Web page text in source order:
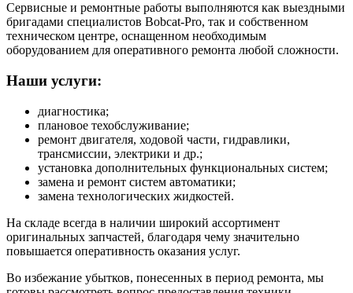
Сервисные и ремонтные работы выполняются как выездными
бригадами специалистов Bobcat-Pro, так и собственном
техническом центре, оснащенном необходимым
оборудованием для оперативного ремонта любой сложности.
Наши услуги:
диагностика;
плановое техобслуживание;
ремонт двигателя, ходовой части, гидравлики,
трансмиссии, электрики и др.;
установка дополнительных функциональных систем;
замена и ремонт систем автоматики;
замена технологических жидкостей.
На складе всегда в наличии широкий ассортимент
оригинальных запчастей, благодаря чему значительно
повышается оперативность оказания услуг.
Во избежание убытков, понесенных в период ремонта, мы